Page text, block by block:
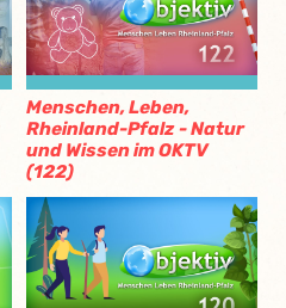
Menschen, Leben,
Rheinland-Pfalz - Natur
und Wissen im OKTV
(122)